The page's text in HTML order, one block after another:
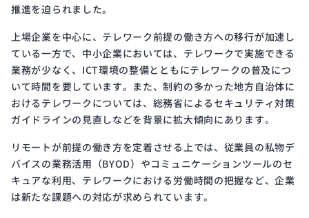
推進を迫られました。
上場企業を中心に、テレワーク前提の働き方への移行が加速し
ている一方で、中小企業においては、テレワークで実施できる
業務が少なく、ICT環境の整備とともにテレワークの普及につ
いて時間を要しています。また、制約の多かった地方自治体に
おけるテレワークについては、総務省によるセキュリティ対策
ガイドラインの見直しなどを背景に拡大傾向にあります。
リモートが前提の働き方を定着させる上では、従業員の私物デ
バイスの業務活用（BYOD）やコミュニケーションツールのセ
キュアな利用、テレワークにおける労働時間の把握など、企業
は新たな課題への対応が求められています。